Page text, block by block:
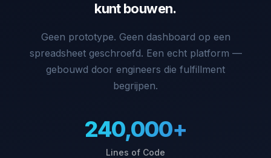
kunt bouwen.
Geen prototype. Geen dashboard op een
spreadsheet geschroefd. Een echt platform —
gebouwd door engineers die fulfillment
begrijpen.
240,000+
Lines of Code